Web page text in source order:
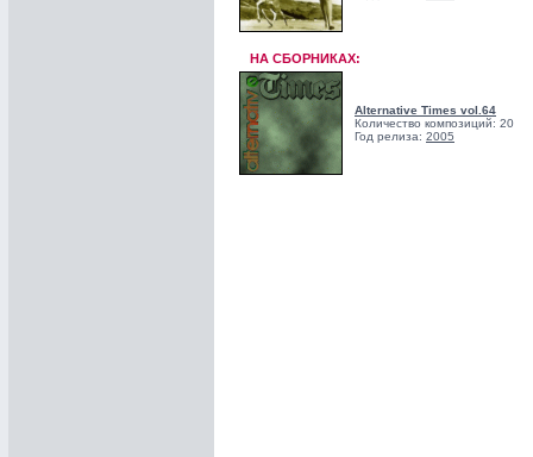
НА СБОРНИКАХ:
Alternative Times vol.64
Количество композиций: 20
Год релиза: 2005